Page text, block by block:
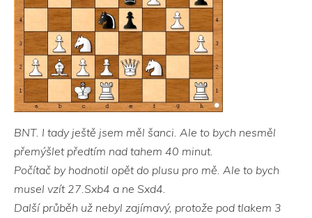
BNT. I tady ještě jsem měl šanci. Ale to bych nesměl
přemýšlet předtím nad tahem 40 minut.
Počítač by hodnotil opět do plusu pro mě. Ale to bych
musel vzít 27.Sxb4 a ne Sxd4.
Další průběh už nebyl zajímavý, protože pod tlakem 3